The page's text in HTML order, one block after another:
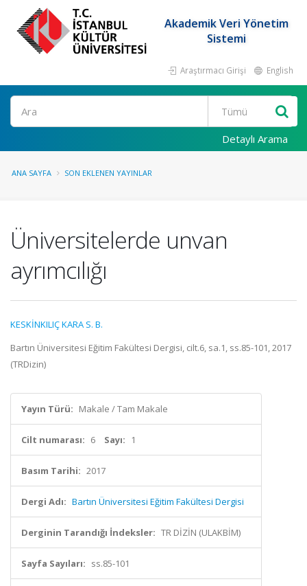
Akademik Veri Yönetim
Sistemi
Araştırmacı Girişi English
Ara
Detaylı Arama
ANA SAYFA SON EKLENEN YAYINLAR
Üniversitelerde unvan
ayrımcılığı
KESKİNKILIÇ KARA S. B.
Bartın Üniversitesi Eğitim Fakültesi Dergisi, cilt.6, sa.1, ss.85-101, 2017
(TRDizin)
Yayın Türü: Makale / Tam Makale
Cilt numarası: 6 Sayı: 1
Basım Tarihi: 2017
Dergi Adı: Bartın Üniversitesi Eğitim Fakültesi Dergisi
Derginin Tarandığı İndeksler: TR DİZİN (ULAKBİM)
Sayfa Sayıları: ss.85-101